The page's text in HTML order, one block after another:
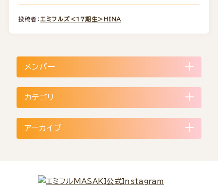
投稿者： エミフルズ＜17期生＞HINA
メンバー
カテゴリ
アーカイブ